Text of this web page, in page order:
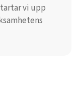
vi upp